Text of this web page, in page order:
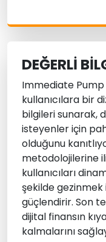
DEĞERLI
Immediate
kullanıcılara bir
bilgileri sunarak,
isteyenler için
olduğunu
metodolojilerine
kullanıcıları
şekilde
güçlendirir. Son
dijital finansın
kalmalarını